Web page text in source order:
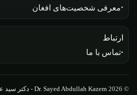
معرفی شخصیت‌های افغان
ارتباط
تماس با ما
© 2026 Dr. Sayed Abdullah Kazem - دکتر سید عبدالله کاظم